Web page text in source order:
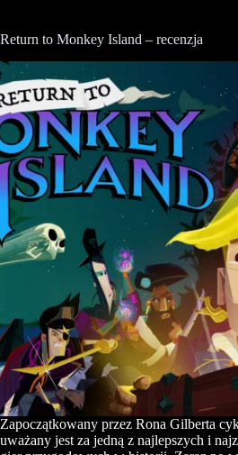
Return to Monkey Island – recenzja
Zapoczątkowany przez Rona Gilberta
uważany jest za jedną z najlepszych i